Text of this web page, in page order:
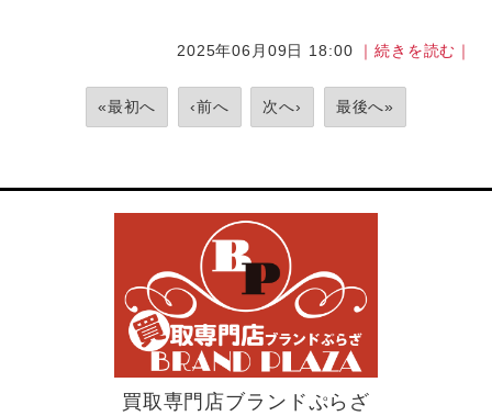
2025年06月09日 18:00 ｜続きを読む｜
«最初へ ‹前へ 次へ› 最後へ»
買取専門店ブランドぷらざ